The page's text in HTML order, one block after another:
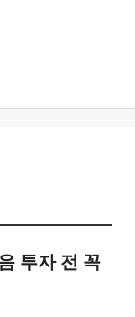
투자 전 꼭